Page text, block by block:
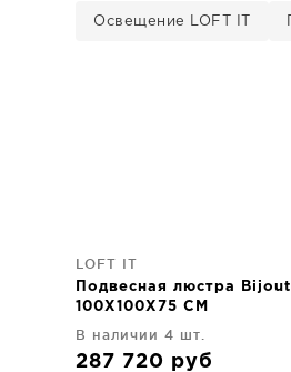
Освещение LOFT IT
LOFT IT
Подвесная люстра Bijout
100X100X75 CM
В наличии 4 шт.
287 720 руб